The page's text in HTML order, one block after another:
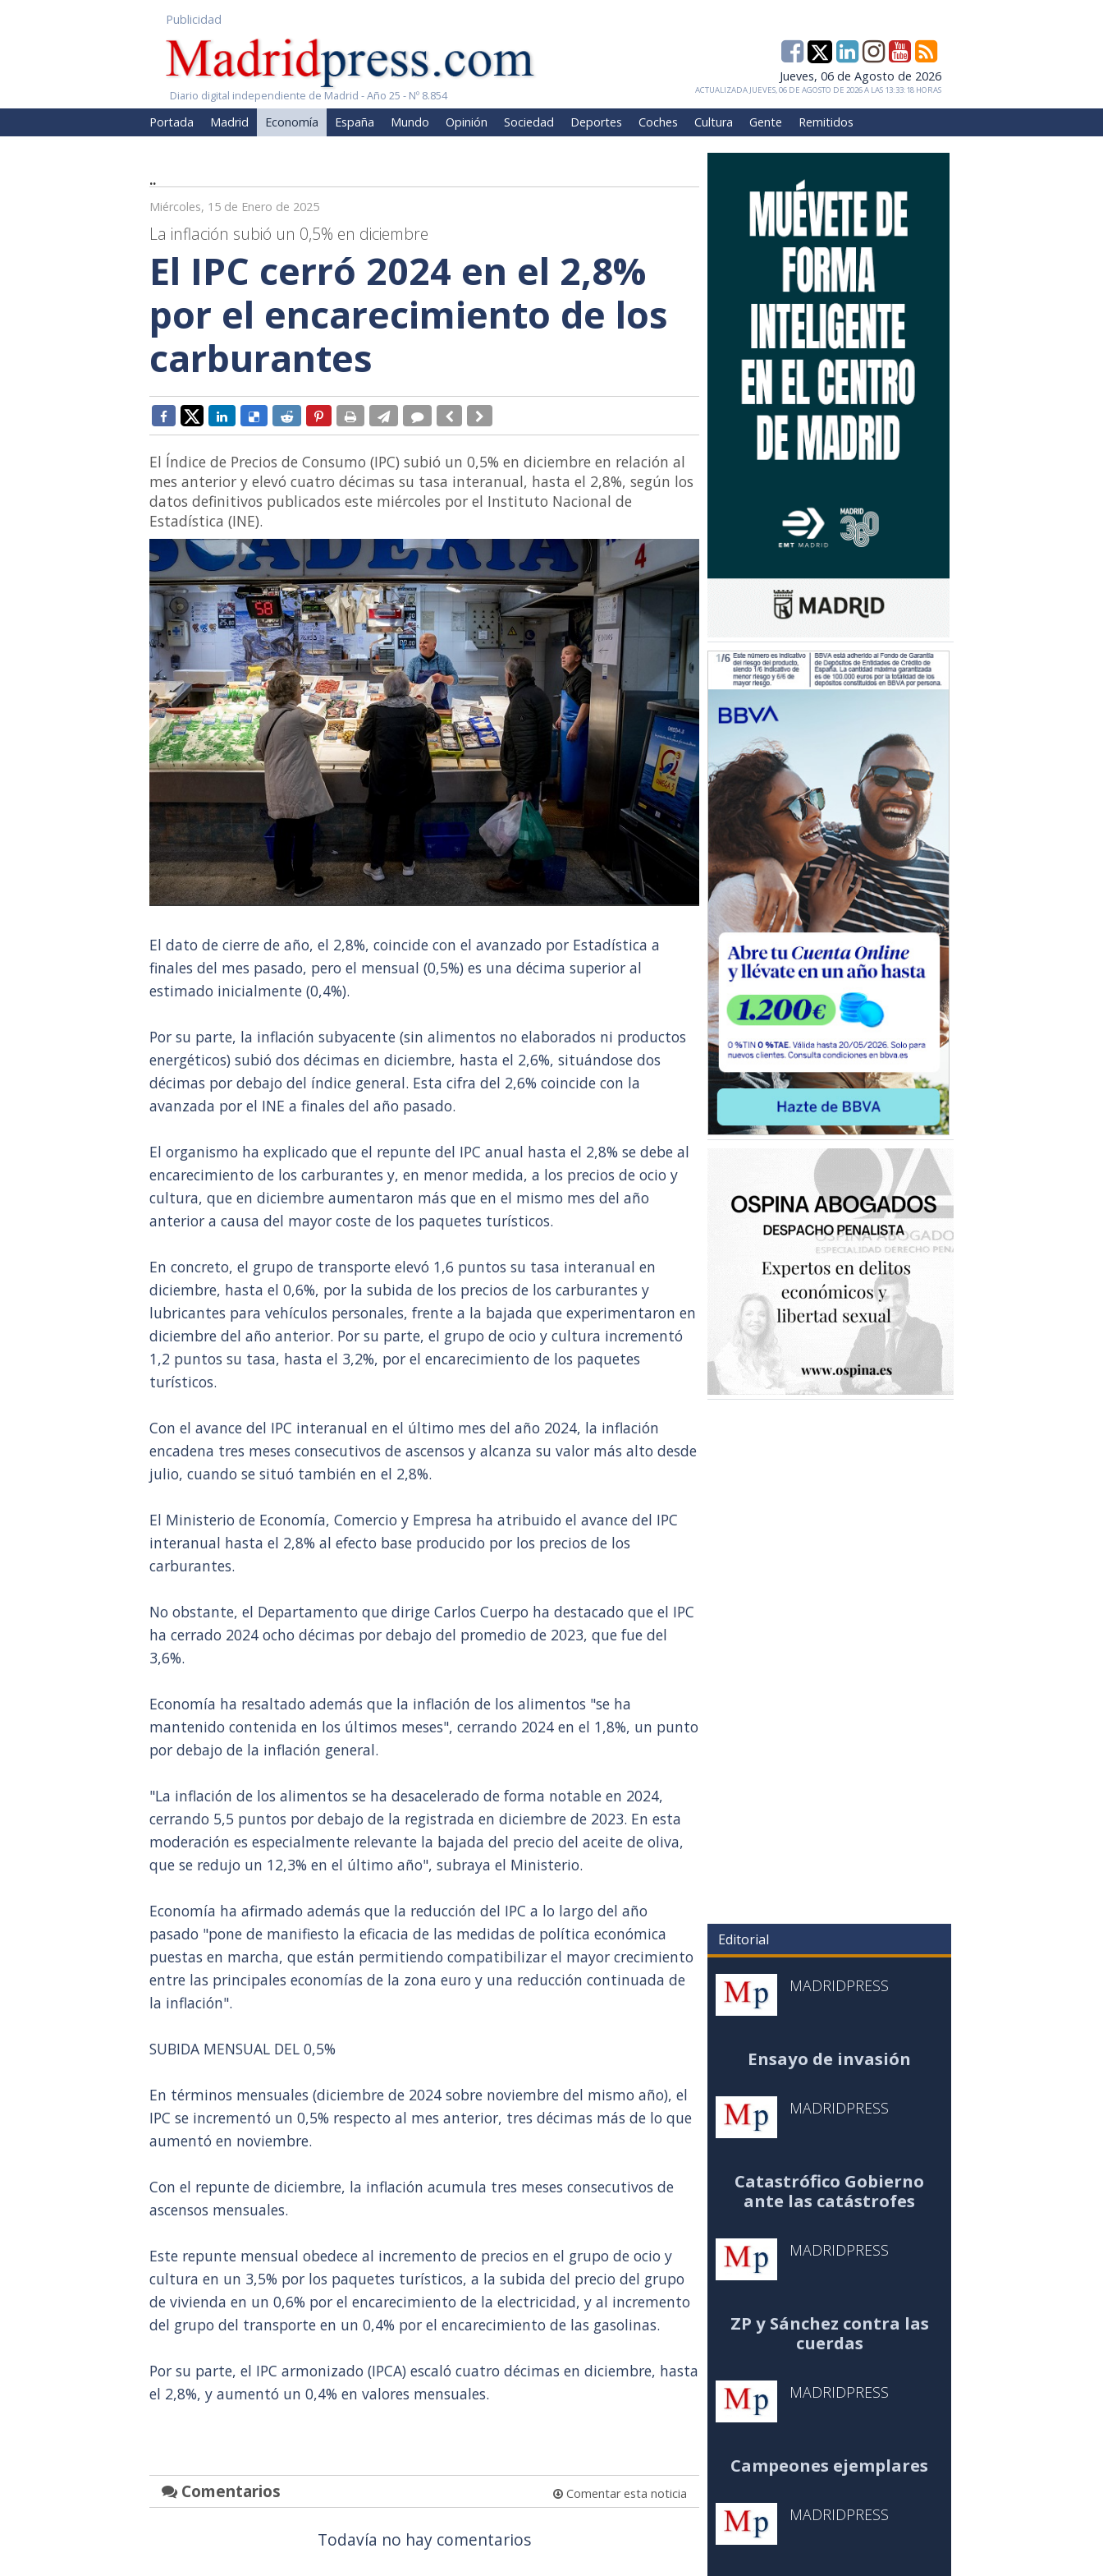
Publicidad
Diario digital independiente de Madrid - Año 25 - Nº 8.854
Jueves, 06 de Agosto de 2026
ACTUALIZADA JUEVES, 06 DE AGOSTO DE 2026 A LAS 13:33:18 HORAS
Portada Madrid Economía España Mundo Opinión Sociedad Deportes Coches Cultura Gente Remitidos
..
Miércoles, 15 de Enero de 2025
La inflación subió un 0,5% en diciembre
El IPC cerró 2024 en el 2,8%
por el encarecimiento de los
carburantes
El Índice de Precios de Consumo (IPC) subió un 0,5% en diciembre en relación al
mes anterior y elevó cuatro décimas su tasa interanual, hasta el 2,8%, según los
datos definitivos publicados este miércoles por el Instituto Nacional de
Estadística (INE).
El dato de cierre de año, el 2,8%, coincide con el avanzado por Estadística a
finales del mes pasado, pero el mensual (0,5%) es una décima superior al
estimado inicialmente (0,4%).
Por su parte, la inflación subyacente (sin alimentos no elaborados ni productos
energéticos) subió dos décimas en diciembre, hasta el 2,6%, situándose dos
décimas por debajo del índice general. Esta cifra del 2,6% coincide con la
avanzada por el INE a finales del año pasado.
El organismo ha explicado que el repunte del IPC anual hasta el 2,8% se debe al
encarecimiento de los carburantes y, en menor medida, a los precios de ocio y
cultura, que en diciembre aumentaron más que en el mismo mes del año
anterior a causa del mayor coste de los paquetes turísticos.
En concreto, el grupo de transporte elevó 1,6 puntos su tasa interanual en
diciembre, hasta el 0,6%, por la subida de los precios de los carburantes y
lubricantes para vehículos personales, frente a la bajada que experimentaron en
diciembre del año anterior. Por su parte, el grupo de ocio y cultura incrementó
1,2 puntos su tasa, hasta el 3,2%, por el encarecimiento de los paquetes
turísticos.
Con el avance del IPC interanual en el último mes del año 2024, la inflación
encadena tres meses consecutivos de ascensos y alcanza su valor más alto desde
julio, cuando se situó también en el 2,8%.
El Ministerio de Economía, Comercio y Empresa ha atribuido el avance del IPC
interanual hasta el 2,8% al efecto base producido por los precios de los
carburantes.
No obstante, el Departamento que dirige Carlos Cuerpo ha destacado que el IPC
ha cerrado 2024 ocho décimas por debajo del promedio de 2023, que fue del
3,6%.
Economía ha resaltado además que la inflación de los alimentos "se ha
mantenido contenida en los últimos meses", cerrando 2024 en el 1,8%, un punto
por debajo de la inflación general.
"La inflación de los alimentos se ha desacelerado de forma notable en 2024,
cerrando 5,5 puntos por debajo de la registrada en diciembre de 2023. En esta
moderación es especialmente relevante la bajada del precio del aceite de oliva,
que se redujo un 12,3% en el último año", subraya el Ministerio.
Economía ha afirmado además que la reducción del IPC a lo largo del año
pasado "pone de manifiesto la eficacia de las medidas de política económica
puestas en marcha, que están permitiendo compatibilizar el mayor crecimiento
entre las principales economías de la zona euro y una reducción continuada de
la inflación".
SUBIDA MENSUAL DEL 0,5%
En términos mensuales (diciembre de 2024 sobre noviembre del mismo año), el
IPC se incrementó un 0,5% respecto al mes anterior, tres décimas más de lo que
aumentó en noviembre.
Con el repunte de diciembre, la inflación acumula tres meses consecutivos de
ascensos mensuales.
Este repunte mensual obedece al incremento de precios en el grupo de ocio y
cultura en un 3,5% por los paquetes turísticos, a la subida del precio del grupo
de vivienda en un 0,6% por el encarecimiento de la electricidad, y al incremento
del grupo del transporte en un 0,4% por el encarecimiento de las gasolinas.
Por su parte, el IPC armonizado (IPCA) escaló cuatro décimas en diciembre, hasta
el 2,8%, y aumentó un 0,4% en valores mensuales.
Comentarios Comentar esta noticia
Todavía no hay comentarios
Editorial
MADRIDPRESS
Ensayo de invasión
MADRIDPRESS
Catastrófico Gobierno
ante las catástrofes
MADRIDPRESS
ZP y Sánchez contra las
cuerdas
MADRIDPRESS
Campeones ejemplares
MADRIDPRESS